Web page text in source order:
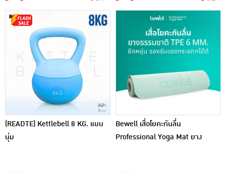
(READTE) Kettlebell 8 KG. แบบ
นุ่ม
Bewell เสื่อโยคะกันลื่น
Professional Yoga Mat ยาง